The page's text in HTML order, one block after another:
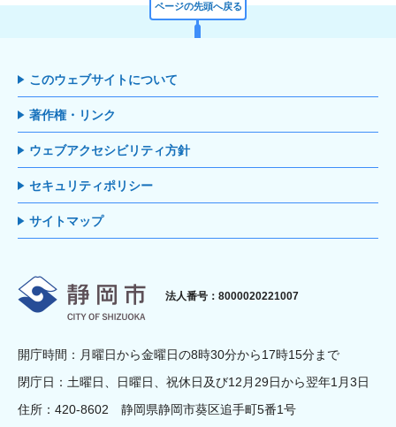
ページの先頭へ戻る
このウェブサイトについて
著作権・リンク
ウェブアクセシビリティ方針
セキュリティポリシー
サイトマップ
静岡市
法人番号：8000020221007
開庁時間：月曜日から金曜日の8時30分から17時15分まで
閉庁日：土曜日、日曜日、祝休日及び12月29日から翌年1月3日
住所：420-8602 静岡県静岡市葵区追手町5番1号